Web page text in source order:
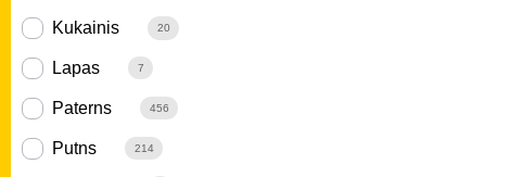
Kukainis 20
Lapas 7
Paterns 456
Putns 214